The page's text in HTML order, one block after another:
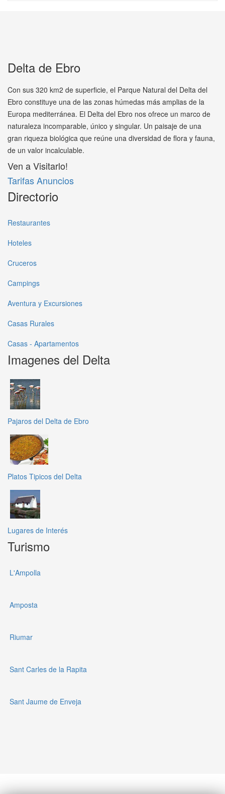
Delta de Ebro
Con sus 320 km2 de superficie, el Parque Natural del Delta del
Ebro constituye una de las zonas húmedas más amplias de la
Europa mediterránea. El Delta del Ebro nos ofrece un marco de
naturaleza incomparable, único y singular. Un paisaje de una
gran riqueza biológica que reúne una diversidad de flora y fauna,
de un valor incalculable.
Ven a Visitarlo!
Tarifas Anuncios
Directorio
Restaurantes
Hoteles
Cruceros
Campings
Aventura y Excursiones
Casas Rurales
Casas - Apartamentos
Imagenes del Delta
Pajaros del Delta de Ebro
Platos Tipicos del Delta
Lugares de Interés
Turismo
L'Ampolla
Amposta
Riumar
Sant Carles de la Rapita
Sant Jaume de Enveja
Política de privacidad Tarifas